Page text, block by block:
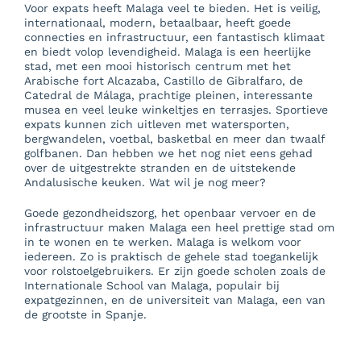
Voor expats heeft Malaga veel te bieden. Het is veilig,
internationaal, modern, betaalbaar, heeft goede
connecties en infrastructuur, een fantastisch klimaat
en biedt volop levendigheid. Malaga is een heerlijke
stad, met een mooi historisch centrum met het
Arabische fort Alcazaba, Castillo de Gibralfaro, de
Catedral de Málaga, prachtige pleinen, interessante
musea en veel leuke winkeltjes en terrasjes. Sportieve
expats kunnen zich uitleven met watersporten,
bergwandelen, voetbal, basketbal en meer dan twaalf
golfbanen. Dan hebben we het nog niet eens gehad
over de uitgestrekte stranden en de uitstekende
Andalusische keuken. Wat wil je nog meer?
Goede gezondheidszorg, het openbaar vervoer en de
infrastructuur maken Malaga een heel prettige stad om
in te wonen en te werken. Malaga is welkom voor
iedereen. Zo is praktisch de gehele stad toegankelijk
voor rolstoelgebruikers. Er zijn goede scholen zoals de
Internationale School van Malaga, populair bij
expatgezinnen, en de universiteit van Malaga, een van
de grootste in Spanje.